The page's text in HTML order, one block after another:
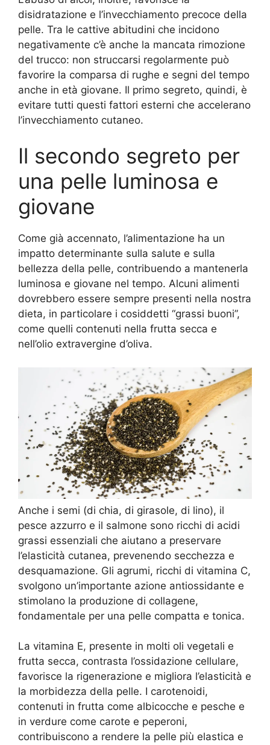
disidratazione e l’invecchiamento precoce della
pelle. Tra le cattive abitudini che incidono
negativamente c’è anche la mancata rimozione
del trucco: non struccarsi regolarmente può
favorire la comparsa di rughe e segni del tempo
anche in età giovane. Il primo segreto, quindi, è
evitare tutti questi fattori esterni che accelerano
l’invecchiamento cutaneo.
Il secondo segreto per
una pelle luminosa e
giovane
Come già accennato, l’alimentazione ha un
impatto determinante sulla salute e sulla
bellezza della pelle, contribuendo a mantenerla
luminosa e giovane nel tempo. Alcuni alimenti
dovrebbero essere sempre presenti nella nostra
dieta, in particolare i cosiddetti “grassi buoni”,
come quelli contenuti nella frutta secca e
nell’olio extravergine d’oliva.
Anche i semi (di chia, di girasole, di lino), il
pesce azzurro e il salmone sono ricchi di acidi
grassi essenziali che aiutano a preservare
l’elasticità cutanea, prevenendo secchezza e
desquamazione. Gli agrumi, ricchi di vitamina C,
svolgono un’importante azione antiossidante e
stimolano la produzione di collagene,
fondamentale per una pelle compatta e tonica.
La vitamina E, presente in molti oli vegetali e
frutta secca, contrasta l’ossidazione cellulare,
favorisce la rigenerazione e migliora l’elasticità e
la morbidezza della pelle. I carotenoidi,
contenuti in frutta come albicocche e pesche e
in verdure come carote e peperoni,
contribuiscono a rendere la pelle più elastica e